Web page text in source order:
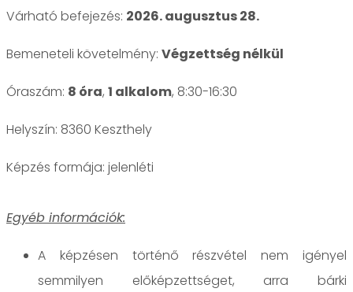
Várható befejezés: 2026. augusztus 28.
Bemeneteli követelmény: Végzettség nélkül
Óraszám: 8 óra, 1 alkalom, 8:30-16:30
Helyszín: 8360 Keszthely
jelenléti
Egyéb információk:
A képzésen történő részvétel nem igényel
semmilyen előképzettséget, arra bárki